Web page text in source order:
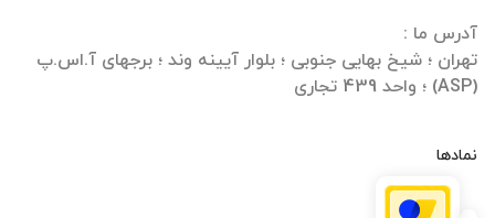
تهران ؛ شیخ بهایی جنوبی ؛ بلوار آیینه وند ؛ برجهای آ.اس.پ
(ASP) ؛ واحد 439 تجاری
نمادها